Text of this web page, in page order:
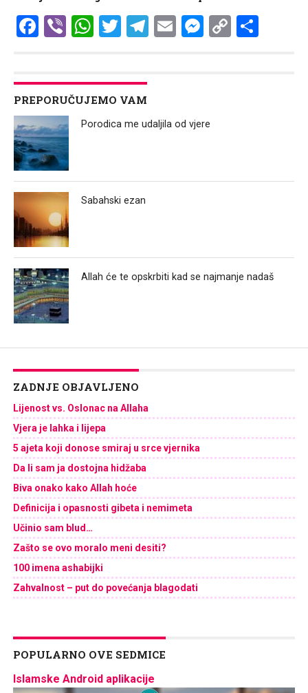
Facebook
ViberWhatsApp
Twitter
Telegram
EmailCopy
PREPORUČUJEMO VAM
Porodica me udaljila od vjere
Sabahski ezan
Allah će te opskrbiti kad se najmanje nadaš
ZADNJE OBJAVLJENO
Lijenost vs. Oslonac na Allaha
Vjera je lahka i lijepa
5 ajeta koji donose smiraj u srce vjernika
Da li sam ja dostojna hidžaba
Biva onako kako Allah hoće
Definicija i opasnosti gibeta i nemimeta
Učinio sam blud…
Zašto se ovo moralo meni desiti?
100 imena ashabijki
Zahvalnost – put do povećanja blagodati
POPULARNO OVE SEDMICE
Islamske Android aplikacije